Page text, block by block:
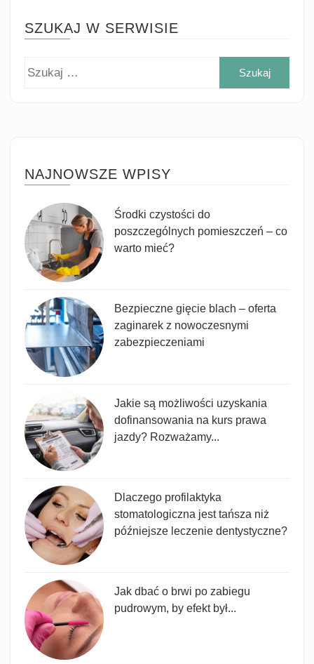
SZUKAJ W SERWISIE
NAJNOWSZE WPISY
Środki czystości do
poszczególnych pomieszczeń – co
warto mieć?
Bezpieczne gięcie blach – oferta
zaginarek z nowoczesnymi
zabezpieczeniami
Jakie są możliwości uzyskania
dofinansowania na kurs prawa
jazdy? Rozważamy...
Dlaczego profilaktyka
stomatologiczna jest tańsza niż
późniejsze leczenie dentystyczne?
Jak dbać o brwi po zabiegu
pudrowym, by efekt był...